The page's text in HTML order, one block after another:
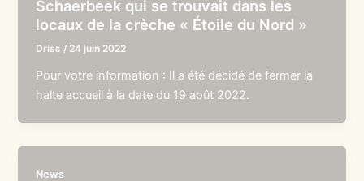
Schaerbeek qui se trouvait dans les
locaux de la crèche « Étoile du Nord »
Driss / 24 juin 2022
Pour votre information : Il a été décidé de fermer la
halte accueil à la date du 19 août 2022.
News